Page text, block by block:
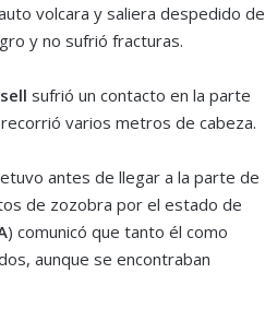
volcara y saliera despedido de
y no sufrió fracturas.
sufrió un contacto en la parte
varios metros de cabeza.
antes de llegar a la parte de
de zozobra por el estado de
) comunicó que tanto él como
aunque se encontraban